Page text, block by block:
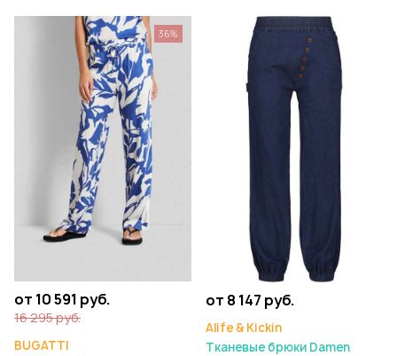
от 10 591 руб.
16 295 руб.
BUGATTI
36%
от 8 147 руб.
Alife & Kickin
Тканевые брюки Damen